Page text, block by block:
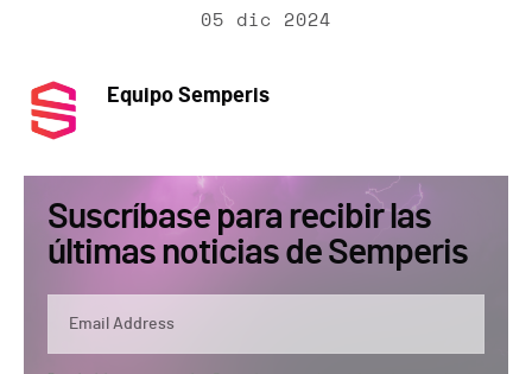
05 dic 2024
Equipo Semperis
Suscríbase para recibir las
últimas noticias de Semperis